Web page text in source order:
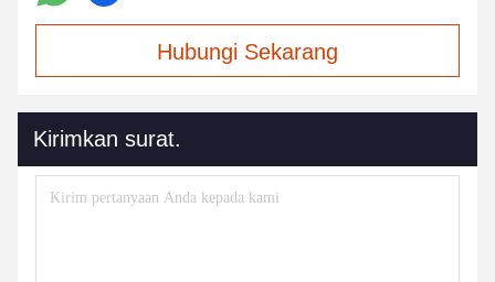
Hubungi Sekarang
Kirimkan surat.